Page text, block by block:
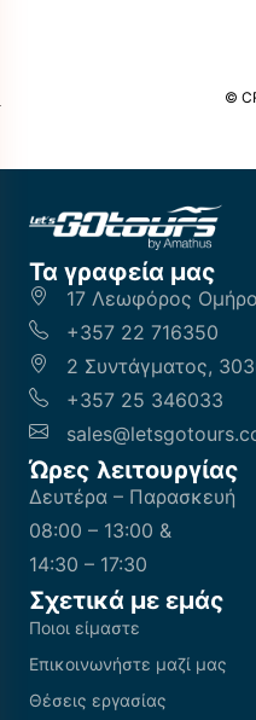
©
Τα γραφεία μας
17 Λεωφόρος
+357 22 716350
2 Συντάγματος,
+357 25 346033
Ώρες λειτουργίας
Δευτέρα – Παρασκευή
08:00 – 13:00 &
14:30 – 17:30
Σχετικά με εμάς
Ποιοι είμαστε
Επικοινωνήστε μαζί μας
Θέσεις εργασίας